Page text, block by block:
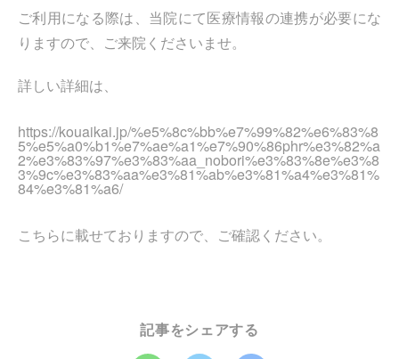
ご利用になる際は、当院にて医療情報の連携が必要にな
りますので、ご来院くださいませ。
詳しい詳細は、
https://kouaikai.jp/%e5%8c%bb%e7%99%82%e6%83%8
5%e5%a0%b1%e7%ae%a1%e7%90%86phr%e3%82%a
2%e3%83%97%e3%83%aa_nobori%e3%83%8e%e3%8
3%9c%e3%83%aa%e3%81%ab%e3%81%a4%e3%81%
84%e3%81%a6/
こちらに載せておりますので、ご確認ください。
記事をシェアする